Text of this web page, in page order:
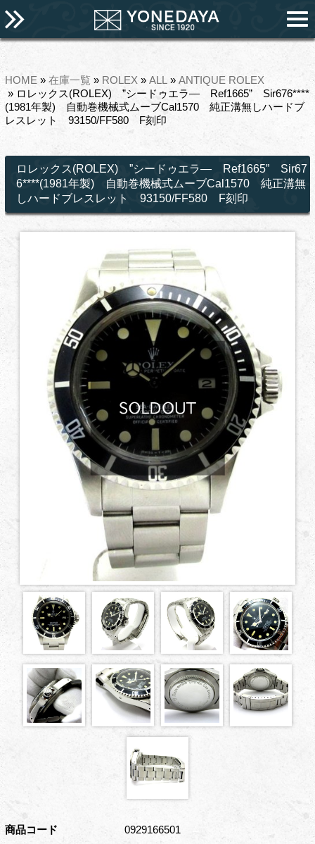
HOME » 在庫一覧 » ROLEX » ALL » ANTIQUE ROLEX
» ロレックス(ROLEX) ”シードゥエラ― Ref1665” Sir676****
(1981年製) 自動巻機械式ムーブCal1570 純正溝無しハードブ
レスレット 93150/FF580 F刻印
ロレックス(ROLEX) ”シードゥエラ― Ref1665” Sir67
6****(1981年製) 自動巻機械式ムーブCal1570 純正溝無
しハードブレスレット 93150/FF580 F刻印
商品コード 0929166501